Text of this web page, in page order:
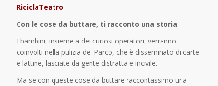
RiciclaTeatro
Con le cose da buttare, ti racconto una storia
I bambini, insieme a dei curiosi operatori, verranno
coinvolti nella pulizia del Parco, che è disseminato di carte
e lattine, lasciate da gente distratta e incivile.
Ma se con queste cose da buttare raccontassimo una